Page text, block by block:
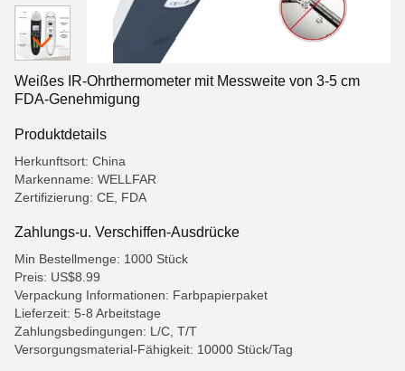
Weißes IR-Ohrthermometer mit Messweite von 3-5 cm
FDA-Genehmigung
Produktdetails
Herkunftsort: China
Markenname: WELLFAR
Zertifizierung: CE, FDA
Zahlungs-u. Verschiffen-Ausdrücke
Min Bestellmenge: 1000 Stück
Preis: US$8.99
Verpackung Informationen: Farbpapierpaket
Lieferzeit: 5-8 Arbeitstage
Zahlungsbedingungen: L/C, T/T
Versorgungsmaterial-Fähigkeit: 10000 Stück/Tag